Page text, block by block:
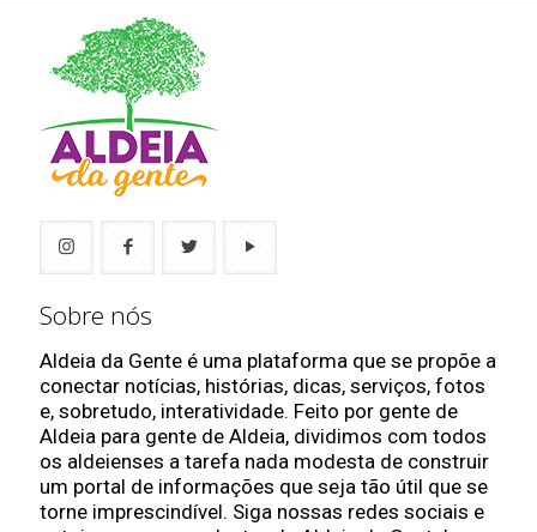
Sobre nós
Aldeia da Gente é uma plataforma que se propõe a
conectar notícias, histórias, dicas, serviços, fotos
e, sobretudo, interatividade. Feito por gente de
Aldeia para gente de Aldeia, dividimos com todos
os aldeienses a tarefa nada modesta de construir
um portal de informações que seja tão útil que se
torne imprescindível. Siga nossas redes sociais e